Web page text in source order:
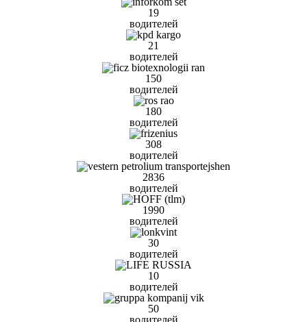
19
водителей
21
водителей
150
водителей
180
водителей
308
водителей
2836
водителей
1990
водителей
30
водителей
10
водителей
50
водителей